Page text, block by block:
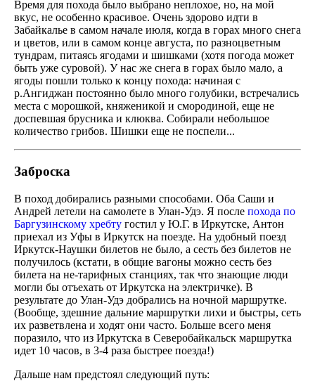
Время для похода было выбрано неплохое, но, на мой
вкус, не особенно красивое. Очень здорово идти в
Забайкалье в самом начале июля, когда в горах много снега
и цветов, или в самом конце августа, по разноцветным
тундрам, питаясь ягодами и шишками (хотя погода может
быть уже суровой). У нас же снега в горах было мало, а
ягоды пошли только к концу похода: начиная с
р.Ангиджан постоянно было много голубики, встречались
места с морошкой, княженикой и смородиной, еще не
доспевшая брусника и клюква. Собирали небольшое
количество грибов. Шишки еще не поспели...
Заброска
В поход добирались разными способами. Оба Саши и
Андрей летели на самолете в Улан-Удэ. Я после похода по
Баргузинскому хребту гостил у Ю.Г. в Иркутске, Антон
приехал из Уфы в Иркутск на поезде. На удобный поезд
Иркутск-Наушки билетов не было, а сесть без билетов не
получилось (кстати, в общие вагоны можно сесть без
билета на не-тарифных станциях, так что знающие люди
могли бы отъехать от Иркутска на электричке). В
результате до Улан-Удэ добрались на ночной маршрутке.
(Вообще, здешние дальние маршрутки лихи и быстры, сеть
их разветвлена и ходят они часто. Больше всего меня
поразило, что из Иркутска в Северобайкальск маршрутка
идет 10 часов, в 3-4 раза быстрее поезда!)
Дальше нам предстоял следующий путь: